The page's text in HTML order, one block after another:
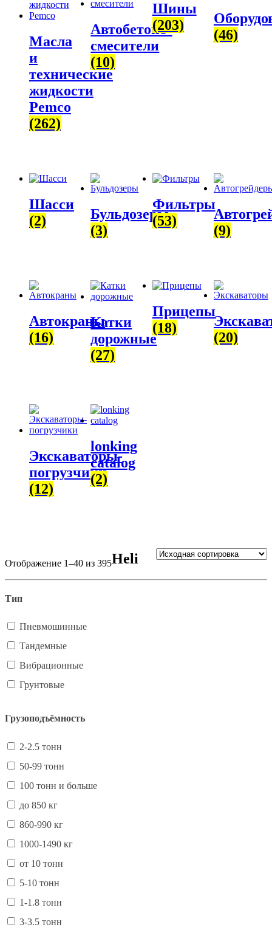
Масла
и
технические
жидкости
Pemco
(262)
Автобетоно­
смесители
(10)
Шины
(203)
(46)
Шасси
(2)
Бульдозеры
(3)
Фильтры
(53)
(9)
Автокраны
(16)
Катки
дорожные
(27)
Прицепы
(18)
(20)
Экскаваторы-
погрузчики
(12)
lonking
catalog
(2)
Отображение 1–40 из 395Heli
Тип
Пневмошинные
Тандемные
Вибрационные
Грунтовые
Грузоподъёмность
2-2.5 тонн
50-99 тонн
100 тонн и больше
до 850 кг
860-990 кг
1000-1490 кг
от 10 тонн
5-10 тонн
1-1.8 тонн
3-3.5 тонн